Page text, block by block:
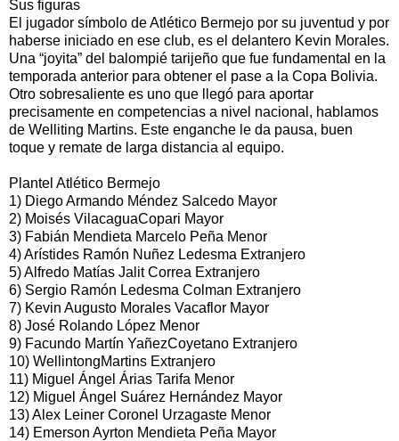
Sus figuras
El jugador símbolo de Atlético Bermejo por su juventud y por
haberse iniciado en ese club, es el delantero Kevin Morales.
Una “joyita” del balompié tarijeño que fue fundamental en la
temporada anterior para obtener el pase a la Copa Bolivia.
Otro sobresaliente es uno que llegó para aportar
precisamente en competencias a nivel nacional, hablamos
de Welliting Martins. Este enganche le da pausa, buen
toque y remate de larga distancia al equipo.
Plantel Atlético Bermejo
1) Diego Armando Méndez Salcedo Mayor
2) Moisés VilacaguaCopari Mayor
3) Fabián Mendieta Marcelo Peña Menor
4) Arístides Ramón Nuñez Ledesma Extranjero
5) Alfredo Matías Jalit Correa Extranjero
6) Sergio Ramón Ledesma Colman Extranjero
7) Kevin Augusto Morales Vacaflor Mayor
8) José Rolando López Menor
9) Facundo Martín YañezCoyetano Extranjero
10) WellintongMartins Extranjero
11) Miguel Ángel Árias Tarifa Menor
12) Miguel Ángel Suárez Hernández Mayor
13) Alex Leiner Coronel Urzagaste Menor
14) Emerson Ayrton Mendieta Peña Mayor